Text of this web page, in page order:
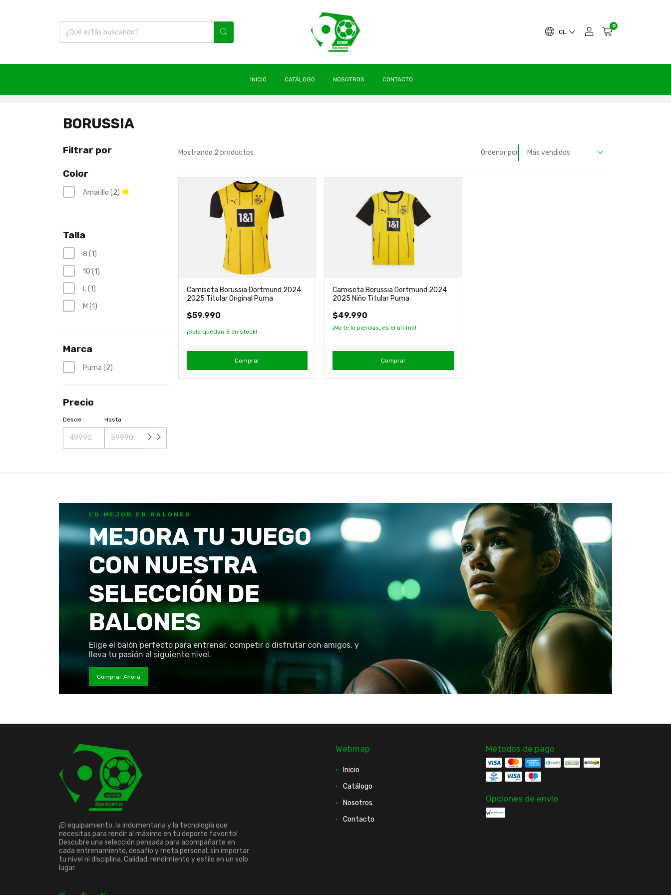
CL
0
INICIO CATÁLOGO NOSOTROS
CONTACTO
BORUSSIA
Filtrar por
Color
Amarillo (2)
Talla
8 (1)
10 (1)
L (1)
M (1)
Marca
Puma (2)
Precio
Desde Hasta
Mostrando 2 productos Ordenar por
Camiseta Borussia Dortmund 2024
2025 Titular Original Puma
$59.990
¡Solo quedan 3 en stock!
Comprar
Camiseta Borussia Dortmund 2024
2025 Niño Titular Puma
$49.990
¡No te lo pierdas, es el último!
Comprar
LO MEJOR EN BALONES
MEJORA TU JUEGO
CON NUESTRA
SELECCIÓN DE
BALONES
Elige el balón perfecto para entrenar, competir o disfrutar con amigos, y
lleva tu pasión al siguiente nivel.
Comprar Ahora
¡El equipamiento, la indumentaria y la tecnología que
necesitas para rendir al máximo en tu deporte favorito!
Descubre una selección pensada para acompañarte en
cada entrenamiento, desafío y meta personal, sin importar
tu nivel ni disciplina. Calidad, rendimiento y estilo en un solo
lugar.
Webmap
Inicio
Catálogo
Nosotros
Contacto
Métodos de pago
Opciones de envío